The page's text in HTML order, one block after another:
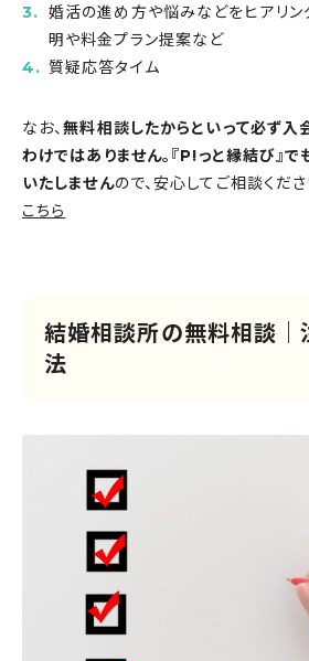
婚活の進め方や悩みなどをヒアリン
明や料金プラン提案など
質疑応答タイム
なお、無料相談したからといって必ず入
わけではありません。『P!っと縁結び』
いたしませんので、安心してご相談くだ
こちら
結婚相談所の無料相談｜
法